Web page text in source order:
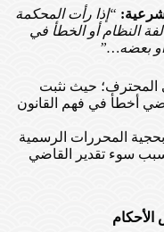
“إذا رأت المحكمة
النظام أو الخطأ في
أو بعضه…”
المحترف؛ حيث نثبت
أخطأ في فهم القانون
المحررات الرسمية
سوء تقدير القاضي